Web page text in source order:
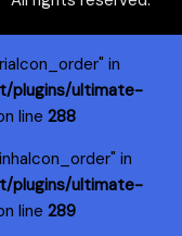
in
plugins/ultimate-
line 288
in
plugins/ultimate-
line 289